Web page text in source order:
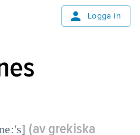
Logga in
(av grekiska